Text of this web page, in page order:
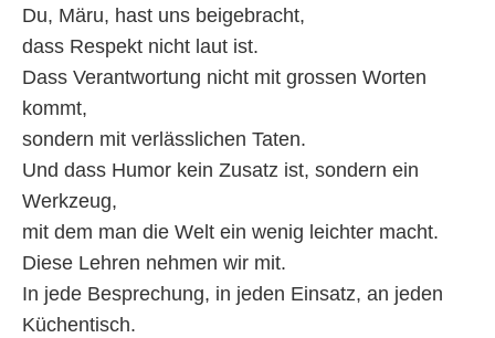
Du, Märu, hast uns beigebracht,
dass Respekt nicht laut ist.
Dass Verantwortung nicht mit grossen Worten
kommt,
sondern mit verlässlichen Taten.
Und dass Humor kein Zusatz ist, sondern ein
Werkzeug,
mit dem man die Welt ein wenig leichter macht.
Diese Lehren nehmen wir mit.
In jede Besprechung, in jeden Einsatz, an jeden
Küchentisch.